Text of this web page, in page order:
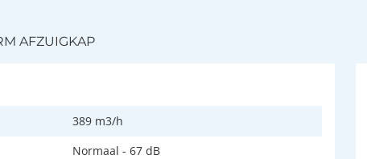
AFZUIGKAP
389 m3/h
Normaal - 67 dB